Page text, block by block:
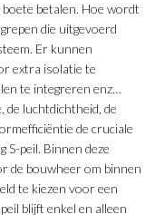
betalen. Hoe wordt
die uitgevoerd
Er kunnen
extra isolatie te
te integreren enz…
de luchtdichtheid, de
de cruciale
S-peil. Binnen deze
de bouwheer om binnen
te kiezen voor een
blijft enkel en alleen